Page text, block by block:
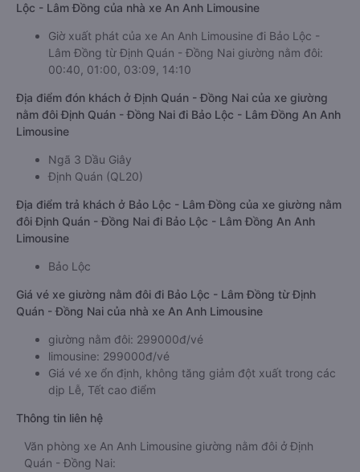
Lộc - Lâm Đồng của nhà xe An Anh Limousine
Giờ xuất phát của xe An Anh Limousine đi Bảo Lộc -
Lâm Đồng từ Định Quán - Đồng Nai giường nằm đôi:
00:40, 01:00, 03:09, 14:10
Địa điểm đón khách ở Định Quán - Đồng Nai của xe giường
nằm đôi Định Quán - Đồng Nai đi Bảo Lộc - Lâm Đồng An Anh
Limousine
Ngã 3 Dầu Giây
Định Quán (QL20)
Địa điểm trả khách ở Bảo Lộc - Lâm Đồng của xe giường nằm
đôi Định Quán - Đồng Nai đi Bảo Lộc - Lâm Đồng An Anh
Limousine
Bảo Lộc
Giá vé xe giường nằm đôi đi Bảo Lộc - Lâm Đồng từ Định
Quán - Đồng Nai của nhà xe An Anh Limousine
giường nằm đôi: 299000đ/vé
limousine: 299000đ/vé
Giá vé xe ổn định, không tăng giảm đột xuất trong các
dịp Lễ, Tết cao điểm
Thông tin liên hệ
Văn phòng xe An Anh Limousine giường nằm đôi ở Định
Quán - Đồng Nai: